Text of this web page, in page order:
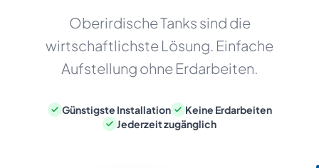
Oberirdische Tanks sind die
wirtschaftlichste Lösung. Einfache
Aufstellung ohne Erdarbeiten.
Günstigste Installation
Keine Erdarbeiten
Jederzeit zugänglich